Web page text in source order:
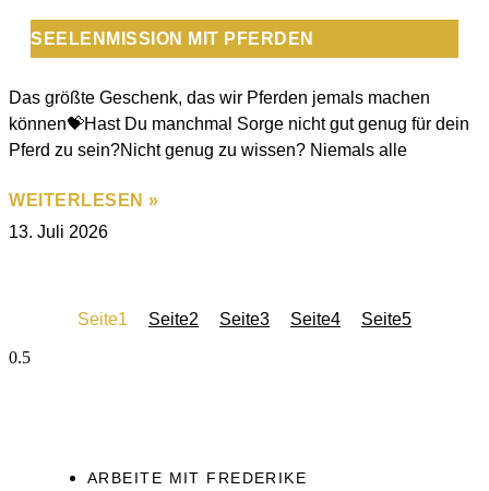
SEELENMISSION MIT PFERDEN
Das größte Geschenk, das wir Pferden jemals machen
können💝Hast Du manchmal Sorge nicht gut genug für dein
Pferd zu sein?Nicht genug zu wissen? Niemals alle
WEITERLESEN »
13. Juli 2026
Seite1 Seite2 Seite3 Seite4 Seite5
ARBEITE MIT FREDERIKE